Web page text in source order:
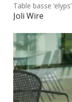
Table basse ‘elyps’
Joli Wire